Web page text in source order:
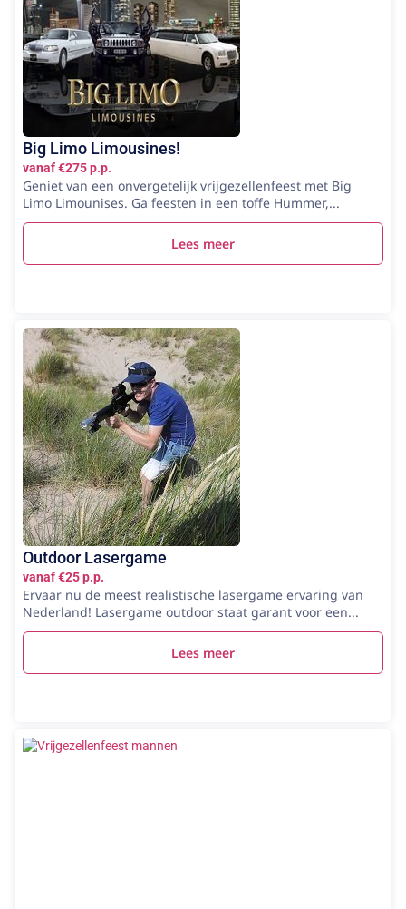
Big Limo Limousines!
vanaf €275 p.p.
Geniet van een onvergetelijk vrijgezellenfeest met Big
Limo Limounises. Ga feesten in een toffe Hummer,...
Lees meer
Outdoor Lasergame
vanaf €25 p.p.
Ervaar nu de meest realistische lasergame ervaring van
Nederland! Lasergame outdoor staat garant voor een...
Lees meer